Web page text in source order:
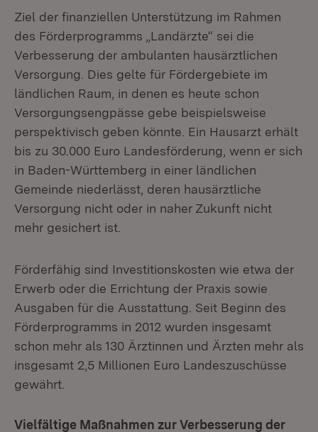
Ziel der finanziellen Unterstützung im Rahmen
des Förderprogramms „Landärzte“ sei die
Verbesserung der ambulanten hausärztlichen
Versorgung. Dies gelte für Fördergebiete im
ländlichen Raum, in denen es heute schon
Versorgungsengpässe gebe beispielsweise
perspektivisch geben könnte. Ein Hausarzt erhält
bis zu 30.000 Euro Landesförderung, wenn er sich
in Baden-Württemberg in einer ländlichen
Gemeinde niederlässt, deren hausärztliche
Versorgung nicht oder in naher Zukunft nicht
mehr gesichert ist.
Förderfähig sind Investitionskosten wie etwa der
Erwerb oder die Errichtung der Praxis sowie
Ausgaben für die Ausstattung. Seit Beginn des
Förderprogramms in 2012 wurden insgesamt
schon mehr als 130 Ärztinnen und Ärzten mehr als
insgesamt 2,5 Millionen Euro Landeszuschüsse
gewährt.
Vielfältige Maßnahmen zur Verbesserung der